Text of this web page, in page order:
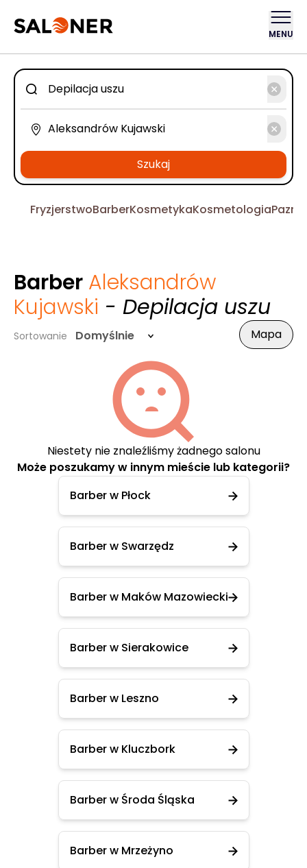
MENU
Szukaj
FryzjerstwoBarberKosmetykaKosmetologia
Barber Aleksandrów
Kujawski - Depilacja uszu
Sortowanie Domyślnie Mapa
Niestety nie znaleźliśmy żadnego salonu
Może poszukamy w innym mieście lub kategorii?
Barber w Płock
Barber w Swarzędz
Barber w Maków Mazowiecki
Barber w Sierakowice
Barber w Leszno
Barber w Kluczbork
Barber w Środa Śląska
Barber w Mrzeżyno